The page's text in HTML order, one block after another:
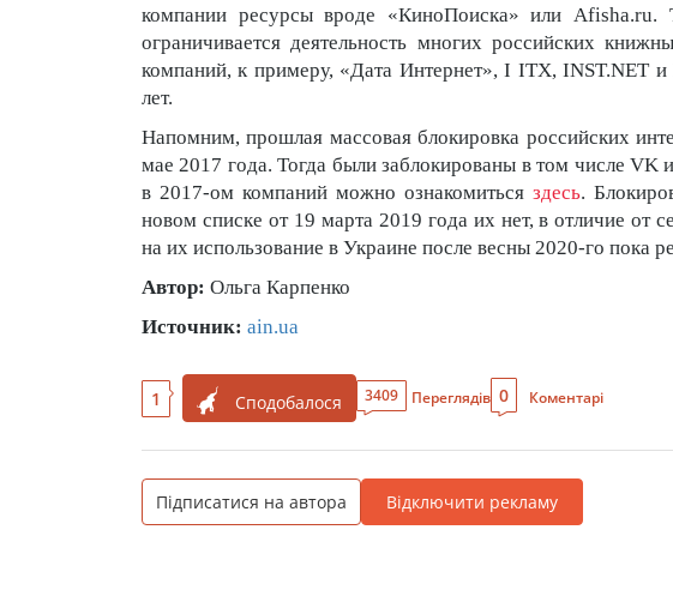
компании ресурсы вроде «КиноПоиска» или Afisha.ru.
ограничивается деятельность многих российских
компаний, к примеру, «Дата Интернет», I ITX, INST.NET
лет.
Напомним, прошлая массовая блокировка российских
мае 2017 года. Тогда были заблокированы в том числе
в 2017-ом компаний можно ознакомиться здесь.
новом списке от 19 марта 2019 года их нет, в отличие от
на их использование в Украине после весны 2020-го пока
Автор: Ольга Карпенко
Источник: ain.ua
1 Сподобалося 3409 Переглядів 0 Коментарі
Підписатися на автора Відключити рекламу